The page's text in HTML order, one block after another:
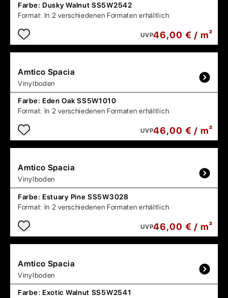
Farbe: Dusky Walnut SS5W2542
Format: In 2 verschiedenen Formaten erhältlich
UVP46,00 € / m²
Amtico Spacia
Vinylboden
Farbe: Eden Oak SS5W1010
Format: In 2 verschiedenen Formaten erhältlich
UVP46,00 € / m²
Amtico Spacia
Vinylboden
Farbe: Estuary Pine SS5W3028
Format: In 2 verschiedenen Formaten erhältlich
UVP46,00 € / m²
Amtico Spacia
Vinylboden
Farbe: Exotic Walnut SS5W2541